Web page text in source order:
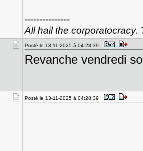
---------------
All hail the corporatocracy.
Posté le 13-11-2025 à 04:28:39
Revanche vendredi
Posté le 13-11-2025 à 04:28:39